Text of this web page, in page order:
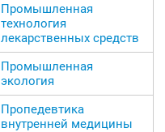
Промышленная
технология
лекарственных средств
Промышленная
экология
Пропедевтика
внутренней медицины